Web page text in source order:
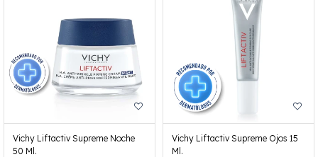
Vichy Liftactiv Supreme Noche
50 Ml.
Vichy Liftactiv Supreme Ojos 15
Ml.